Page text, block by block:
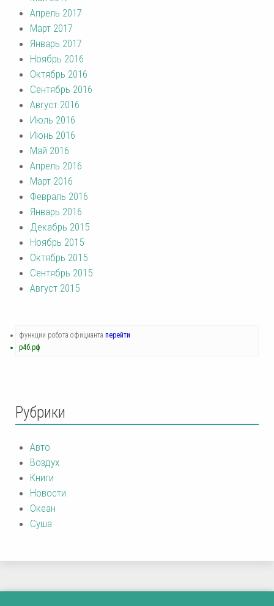
Апрель 2017
Март 2017
Январь 2017
Ноябрь 2016
Октябрь 2016
Сентябрь 2016
Август 2016
Июль 2016
Июнь 2016
Май 2016
Апрель 2016
Март 2016
Февраль 2016
Январь 2016
Декабрь 2015
Ноябрь 2015
Октябрь 2015
Сентябрь 2015
Август 2015
функции робота официанта перейти
р4б.рф
Рубрики
Авто
Воздух
Книги
Новости
Океан
Суша